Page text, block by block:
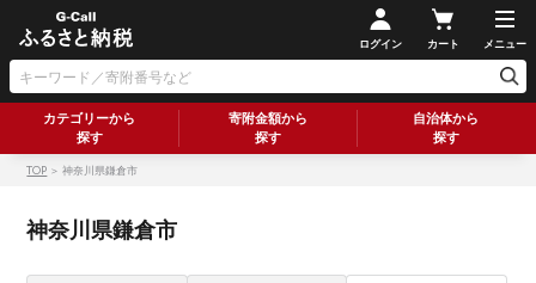
ログイン カート メニュー
カテゴリーから
探す
寄附金額から
探す
自治体から
探す
TOP ＞ 神奈川県鎌倉市
神奈川県鎌倉市